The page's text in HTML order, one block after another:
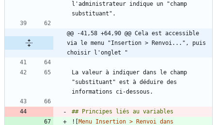
l'administrateur indique un "champ
@@ -41,58 +64,90 @@ Cela est accessible
via le menu "Insertion > Renvoi...", puis
choisir l'onglet "
La valeur à indiquer dans le champ
"substituant" est à déduire des
![ Menu Insertion > Renvoi dans